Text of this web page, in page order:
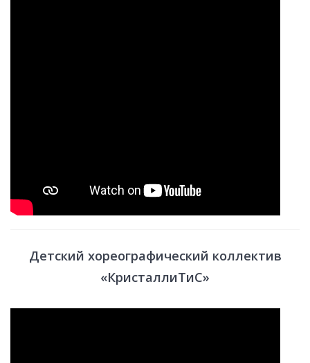
Детский хореографический коллектив
«КристаллиТиС»